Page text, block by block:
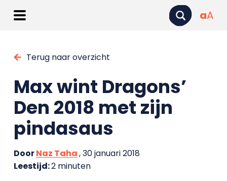
aA
Terug naar overzicht
Max wint Dragons’
Den 2018 met zijn
pindasaus
DoorNaz Taha, 30 januari 2018
Leestijd:2 minuten